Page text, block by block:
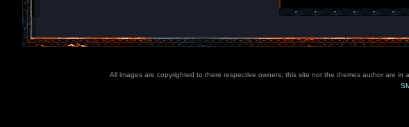
All images are copyrighted to there respective owners, this site nor the themes author are